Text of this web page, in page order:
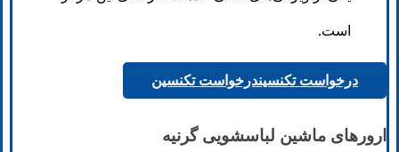
است.
درخواست تکنسیندرخواست تکنسین
ارورهای ماشین لباسشویی گرنیه